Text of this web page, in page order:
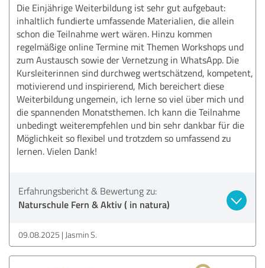
Die Einjährige Weiterbildung ist sehr gut aufgebaut:
inhaltlich fundierte umfassende Materialien, die allein
schon die Teilnahme wert wären. Hinzu kommen
regelmäßige online Termine mit Themen Workshops und
zum Austausch sowie der Vernetzung in WhatsApp. Die
Kursleiterinnen sind durchweg wertschätzend, kompetent,
motivierend und inspirierend, Mich bereichert diese
Weiterbildung ungemein, ich lerne so viel über mich und
die spannenden Monatsthemen. Ich kann die Teilnahme
unbedingt weiterempfehlen und bin sehr dankbar für die
Möglichkeit so flexibel und trotzdem so umfassend zu
lernen. Vielen Dank!
Erfahrungsbericht & Bewertung zu:
Naturschule Fern & Aktiv ( in natura)
09.08.2025 Jasmin S.